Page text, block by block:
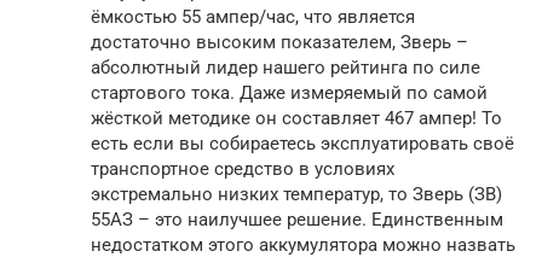
ёмкостью 55 ампер/час, что является
достаточно высоким показателем, Зверь –
абсолютный лидер нашего рейтинга по силе
стартового тока. Даже измеряемый по самой
жёсткой методике он составляет 467 ампер! То
есть если вы собираетесь эксплуатировать своё
транспортное средство в условиях
экстремально низких температур, то Зверь (ЗВ)
55АЗ – это наилучшее решение. Единственным
недостатком этого аккумулятора можно назвать